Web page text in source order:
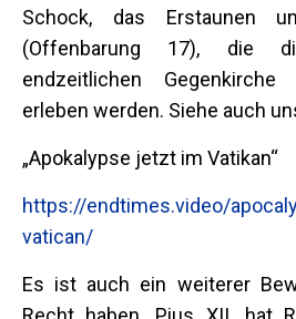
Schock, das Erstaunen
(Offenbarung 17), die
endzeitlichen Gegenkirche
erleben werden. Siehe auch
„Apokalypse jetzt im Vatikan“
https://endtimes.video/
vatican/
Es ist auch ein weiterer